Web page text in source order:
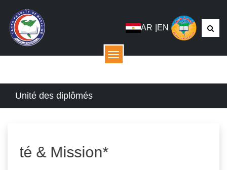
AR EN
menu
Unité des diplômés
& Mission*